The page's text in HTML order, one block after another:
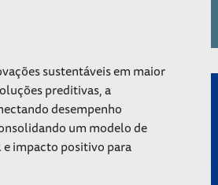
sustentáveis em maior
preditivas, a
desempenho
um modelo de
impacto positivo para